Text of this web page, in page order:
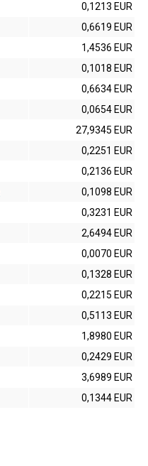
0,1213 EUR
0,6619 EUR
1,4536 EUR
0,1018 EUR
0,6634 EUR
0,0654 EUR
27,9345 EUR
0,2251 EUR
0,2136 EUR
0,1098 EUR
0,3231 EUR
2,6494 EUR
0,0070 EUR
0,1328 EUR
0,2215 EUR
0,5113 EUR
1,8980 EUR
0,2429 EUR
3,6989 EUR
0,1344 EUR